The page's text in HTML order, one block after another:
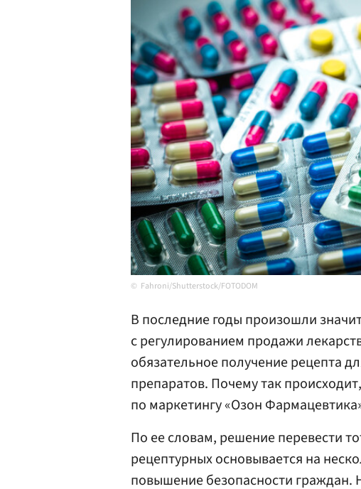
Fahroni/Shutterstock/FOTODOM
В последние годы произошли
с регулированием продажи
обязательное получение рецепта
препаратов. Почему так происходит,
по маркетингу «Озон
По ее словам, решение перевести
рецептурных основывается на
повышение безопасности граждан.